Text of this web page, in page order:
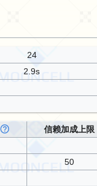
24
2.9s
信赖加成上限
50